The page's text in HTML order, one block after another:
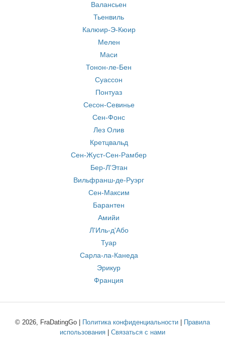
Валансьен
Тьенвиль
Калюир-Э-Кюир
Мелен
Маси
Тонон-ле-Бен
Суассон
Понтуаз
Сесон-Севинье
Сен-Фонс
Лез Олив
Кретцвальд
Сен-Жуст-Сен-Рамбер
Бер-Л'Этан
Вильфранш-де-Руэрг
Сен-Максим
Барантен
Амийи
Л'Иль-д'Або
Туар
Сарла-ла-Канеда
Эрикур
Франция
© 2026, FraDatingGo | Политика конфиденциальности
Правила
использования
Связаться с нами